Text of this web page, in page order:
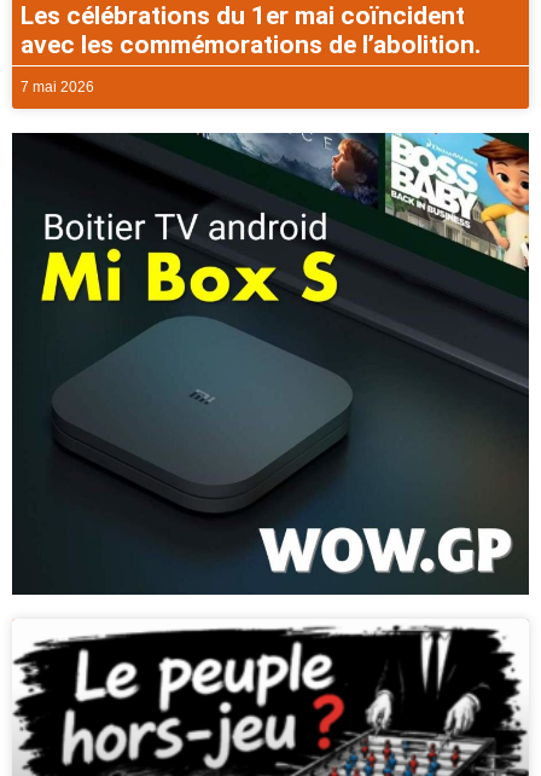
Les célébrations du 1er mai coïncident
avec les commémorations de l’abolition.
7 mai 2026